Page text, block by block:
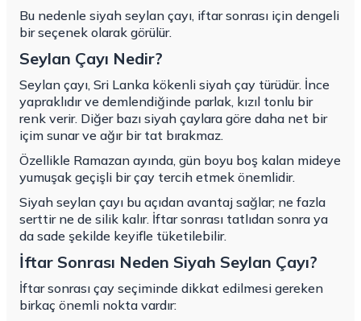
Bu nedenle siyah seylan çayı, iftar sonrası için dengeli
bir seçenek olarak görülür.
Seylan Çayı Nedir?
Seylan çayı, Sri Lanka kökenli siyah çay türüdür. İnce
yapraklıdır ve demlendiğinde parlak, kızıl tonlu bir
renk verir. Diğer bazı siyah çaylara göre daha net bir
içim sunar ve ağır bir tat bırakmaz.
Özellikle Ramazan ayında, gün boyu boş kalan mideye
yumuşak geçişli bir çay tercih etmek önemlidir.
Siyah seylan çayı bu açıdan avantaj sağlar; ne fazla
serttir ne de silik kalır. İftar sonrası tatlıdan sonra ya
da sade şekilde keyifle tüketilebilir.
İftar Sonrası Neden Siyah Seylan Çayı?
İftar sonrası çay seçiminde dikkat edilmesi gereken
birkaç önemli nokta vardır: